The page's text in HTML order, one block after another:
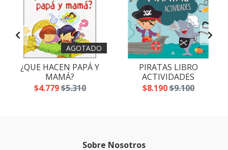
AGOTADO
¿QUE HACEN PAPÁ Y
MAMÁ?
$4.779$5.310
PIRATAS LIBRO
ACTIVIDADES
$8.190$9.100
Sobre Nosotros